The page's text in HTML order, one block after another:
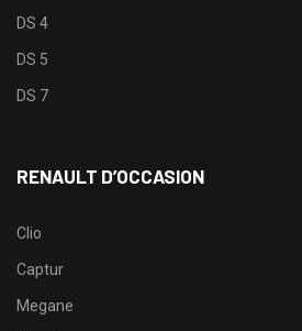
DS 4
DS 5
DS 7
RENAULT D’OCCASION
Clio
Captur
Megane